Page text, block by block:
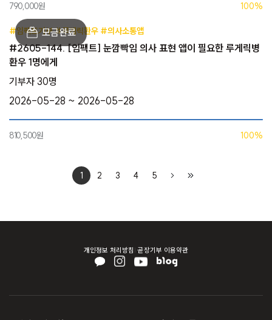
790,000원 100%
#임팩트기부 #루게릭환우 #의사소통앱
#2605-144. [임팩트] 눈깜빡임 의사 표현 앱이 필요한 루게릭병
환우 1명에게
기부자 30명
2026-05-28 ~ 2026-05-28
810,500원 100%
1 2 3 4 5
개인정보 처리방침 곧장기부 이용약관